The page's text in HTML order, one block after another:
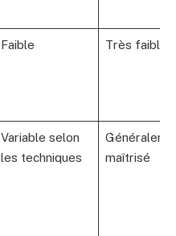
Faible Très faible
Variable selon
les techniques
maîtrisé